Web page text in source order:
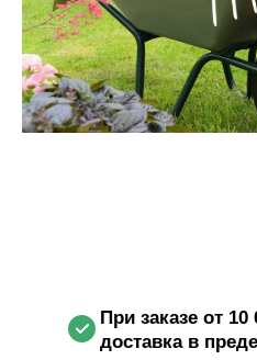
При заказе от
доставка в